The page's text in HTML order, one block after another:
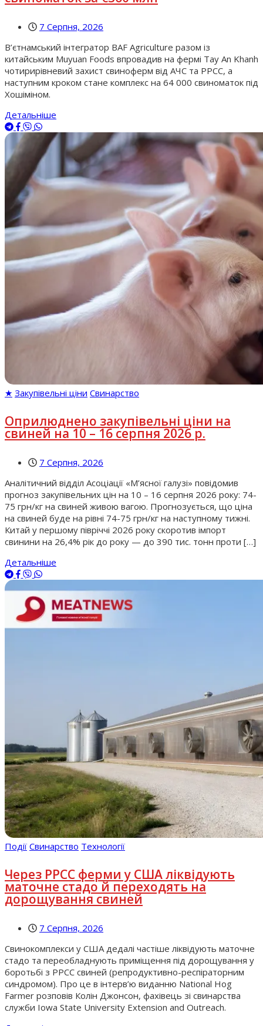
7 Серпня, 2026
В’єтнамський інтегратор BAF Agriculture разом із
китайським Muyuan Foods впровадив на фермі Tay An Khanh
чотирирівневий захист свиноферм від АЧС та РРСС, а
наступним кроком стане комплекс на 64 000 свиноматок під
Хошіміном.
Детальніше
★ Закупівельні ціни Свинарство
Оприлюднено закупівельні ціни на
свиней на 10 – 16 серпня 2026 р.
7 Серпня, 2026
Аналітичний відділ Асоціації «М’ясної галузі» повідомив
прогноз закупівельних цін на 10 – 16 серпня 2026 року: 74-
75 грн/кг на свиней живою вагою. Прогнозується, що ціна
на свиней буде на рівні 74-75 грн/кг на наступному тижні.
Китай у першому півріччі 2026 року скоротив імпорт
свинини на 26,4% рік до року — до 390 тис. тонн проти […]
Детальніше
Події Свинарство Технології
Через РРСС ферми у США ліквідують
маточне стадо й переходять на
дорощування свиней
7 Серпня, 2026
Свинокомплекси у США дедалі частіше ліквідують маточне
стадо та переобладнують приміщення під дорощування у
боротьбі з РРСС свиней (репродуктивно-респіраторним
синдромом). Про це в інтерв’ю виданню National Hog
Farmer розповів Колін Джонсон, фахівець зі свинарства
служби Iowa State University Extension and Outreach.